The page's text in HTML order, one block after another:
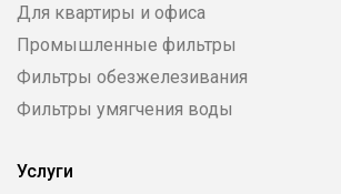
Для квартиры и офиса
Промышленные фильтры
Фильтры обезжелезивания
Фильтры умягчения воды
Услуги